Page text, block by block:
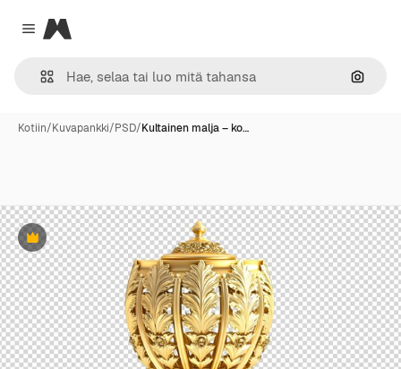
Close menu
Magnific
Hae
Kotiin/Kuvapankki/PSD/Kultainen malja – ko…
Premium